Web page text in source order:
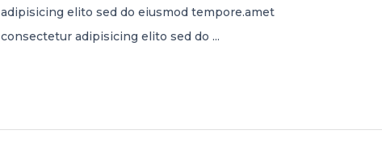
adipisicing elito sed do eiusmod tempore.amet
consectetur adipisicing elito sed do ...